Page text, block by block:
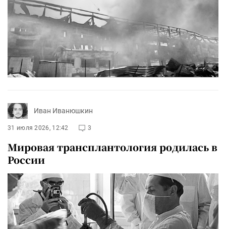
Иван Иванюшкин
31 июля 2026, 12:42 3
Мировая трансплантология родилась в
России